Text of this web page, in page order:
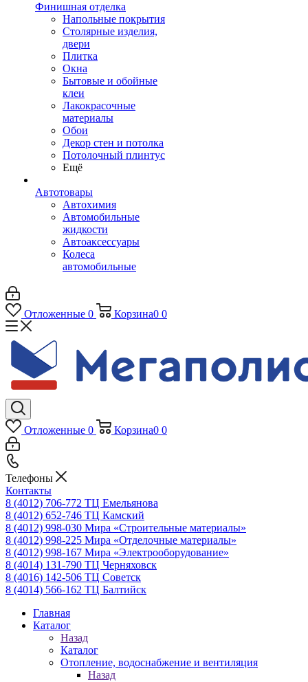
Финишная отделка
Напольные покрытия
Столярные изделия,
двери
Плитка
Окна
Бытовые и обойные
клеи
Лакокрасочные
материалы
Обои
Декор стен и потолка
Потолочный плинтус
Ещё
Автотовары
Автохимия
Автомобильные
жидкости
Автоаксессуары
Колеса
автомобильные
Отложенные 0 Корзина0 0
Отложенные 0 Корзина0 0
Телефоны
Контакты
8 (4012) 706-772 ТЦ Емельянова
8 (4012) 652-746 ТЦ Камский
8 (4012) 998-030 Мира «Строительные материалы»
8 (4012) 998-225 Мира «Отделочные материалы»
8 (4012) 998-167 Мира «Электрооборудование»
8 (4014) 131-790 ТЦ Черняховск
8 (4016) 142-506 ТЦ Советск
8 (4014) 566-162 ТЦ Балтийск
Главная
Каталог
Назад
Каталог
Отопление, водоснабжение и вентиляция
Назад